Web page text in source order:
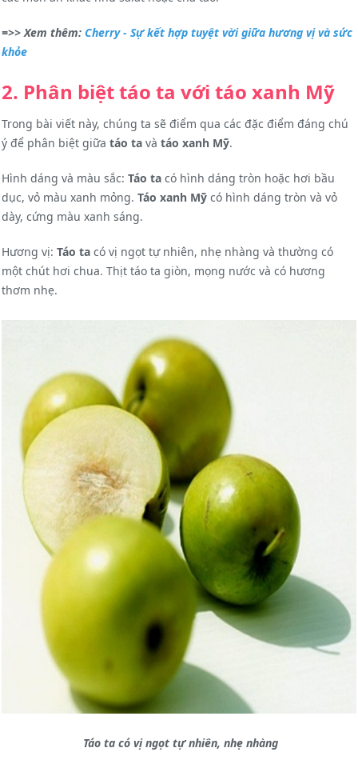
=>> Xem thêm: Cherry - Sự kết hợp tuyệt vời giữa hương vị và sức
khỏe
2. Phân biệt táo ta với táo xanh Mỹ
Trong bài viết này, chúng ta sẽ điểm qua các đặc điểm đáng chú
ý để phân biệt giữa táo ta và táo xanh Mỹ.
Hình dáng và màu sắc: Táo ta có hình dáng tròn hoặc hơi bầu
dục, vỏ màu xanh mỏng. Táo xanh Mỹ có hình dáng tròn và vỏ
dày, cứng màu xanh sáng.
Hương vị: Táo ta có vị ngọt tự nhiên, nhẹ nhàng và thường có
một chút hơi chua. Thịt táo ta giòn, mọng nước và có hương
thơm nhẹ.
Táo ta có vị ngọt tự nhiên, nhẹ nhàng